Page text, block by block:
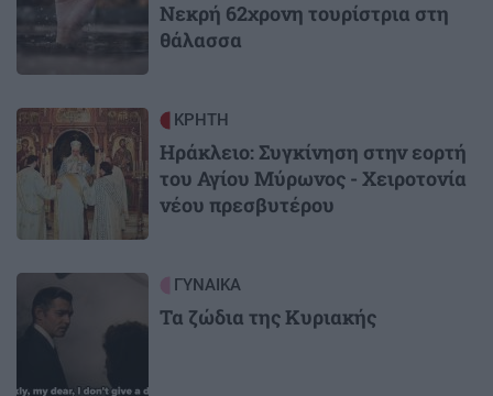
Νεκρή 62χρονη τουρίστρια στη
θάλασσα
Image ΚΡΗΤΗ
Ηράκλειο: Συγκίνηση στην εορτή
του Αγίου Μύρωνος - Χειροτονία
νέου πρεσβυτέρου
Image ΓΥΝΑΙΚΑ
Τα ζώδια της Κυριακής